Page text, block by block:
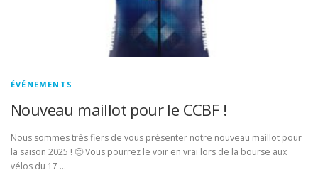
ÉVÉNEMENTS
Nouveau maillot pour le CCBF !
Nous sommes très fiers de vous présenter notre nouveau maillot pour
la saison 2025 ! 🙂 Vous pourrez le voir en vrai lors de la bourse aux
vélos du 17 …